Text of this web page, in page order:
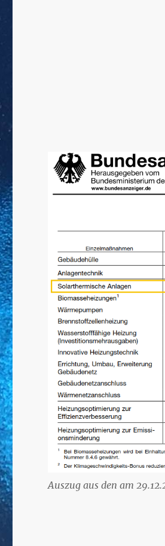
Auszug aus den am